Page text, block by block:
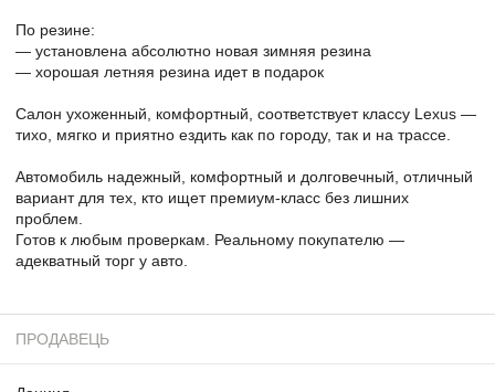
По резине:
— установлена абсолютно новая зимняя резина
— хорошая летняя резина идет в подарок
Салон ухоженный, комфортный, соответствует классу Lexus —
тихо, мягко и приятно ездить как по городу, так и на трассе.
Автомобиль надежный, комфортный и долговечный, отличный
вариант для тех, кто ищет премиум-класс без лишних
проблем.
Готов к любым проверкам. Реальному покупателю —
адекватный торг у авто.
ПРОДАВЕЦЬ